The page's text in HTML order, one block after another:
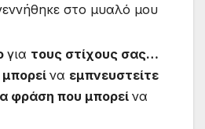
στο μυαλό μου
για τους στίχους σας…
μπορεί να εμπνευστείτε
φράση που μπορεί να